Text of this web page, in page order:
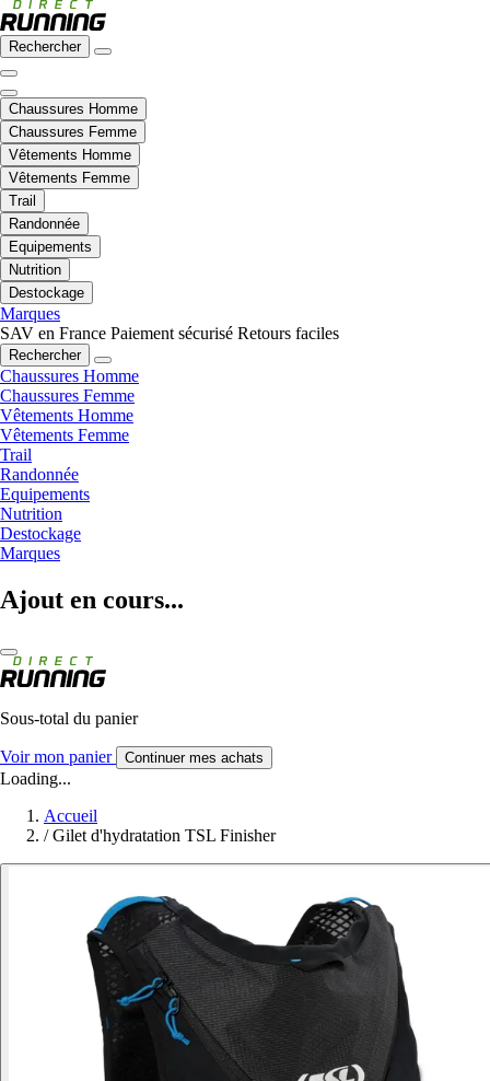
Rechercher
Chaussures Homme
Chaussures Femme
Vêtements Homme
Vêtements Femme
Trail
Randonnée
Equipements
Nutrition
Destockage
Marques
SAV en France Paiement sécurisé Retours faciles
Rechercher
Chaussures Homme
Chaussures Femme
Vêtements Homme
Vêtements Femme
Trail
Randonnée
Equipements
Nutrition
Destockage
Marques
Ajout en cours...
Sous-total du panier
Voir mon panier Continuer mes achats
Loading...
Accueil
/ Gilet d'hydratation TSL Finisher